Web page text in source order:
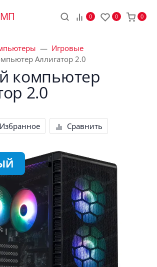
0 0 0
Игровые
Аллигатор 2.0
компьютер
2.0
Избранное Сравнить